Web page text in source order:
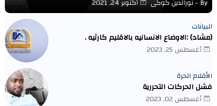
By - نورالدين كوكى
أكتوبر 24, 2021
البيانات
(مشاد) :الاوضاع الانسانيه بالاقليم كارثيه .
أغسطس 25, 2023
الأقلام الحرة
فشل الحركات التحررية
أغسطس 02, 2023